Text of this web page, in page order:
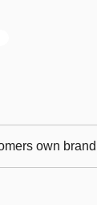
own brand